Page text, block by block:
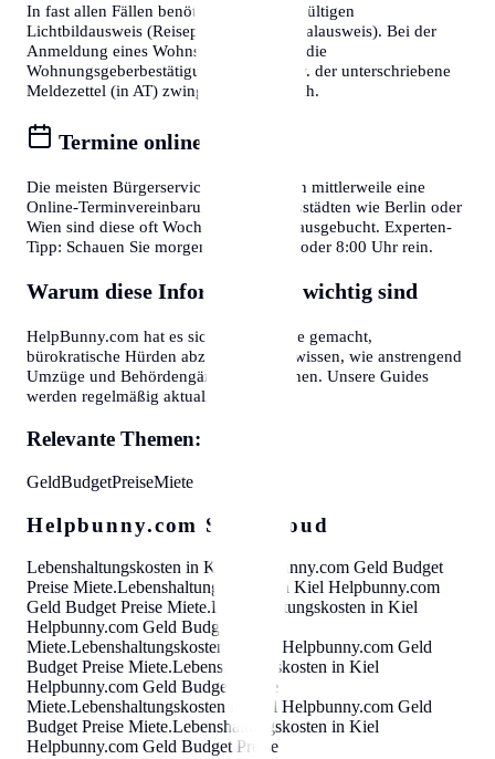
In fast allen Fällen benötigen Sie einen gültigen
Lichtbildausweis (Reisepass oder Personalausweis). Bei der
Anmeldung eines Wohnsitzes ist zudem die
Wohnungsgeberbestätigung (in DE) bzw. der unterschriebene
Meldezettel (in AT) zwingend erforderlich.
Termine online buchen
Die meisten Bürgerservice-Stellen bieten mittlerweile eine
Online-Terminvereinbarung an. In Großstädten wie Berlin oder
Wien sind diese oft Wochen im Voraus ausgebucht. Experten-
Tipp: Schauen Sie morgens gegen 7:30 oder 8:00 Uhr rein.
Warum diese Informationen wichtig sind
HelpBunny.com hat es sich zur Aufgabe gemacht,
bürokratische Hürden abzubauen. Wir wissen, wie anstrengend
Umzüge und Behördengänge sein können. Unsere Guides
werden regelmäßig aktualisiert.
Relevante Themen:
GeldBudgetPreiseMiete
Helpbunny.com SEO Cloud
Lebenshaltungskosten in Kiel Helpbunny.com Geld Budget
Preise Miete.Lebenshaltungskosten in Kiel Helpbunny.com
Geld Budget Preise Miete.Lebenshaltungskosten in Kiel
Helpbunny.com Geld Budget Preise
Miete.Lebenshaltungskosten in Kiel Helpbunny.com Geld
Budget Preise Miete.Lebenshaltungskosten in Kiel
Helpbunny.com Geld Budget Preise
Miete.Lebenshaltungskosten in Kiel Helpbunny.com Geld
Budget Preise Miete.Lebenshaltungskosten in Kiel
Helpbunny.com Geld Budget Preise